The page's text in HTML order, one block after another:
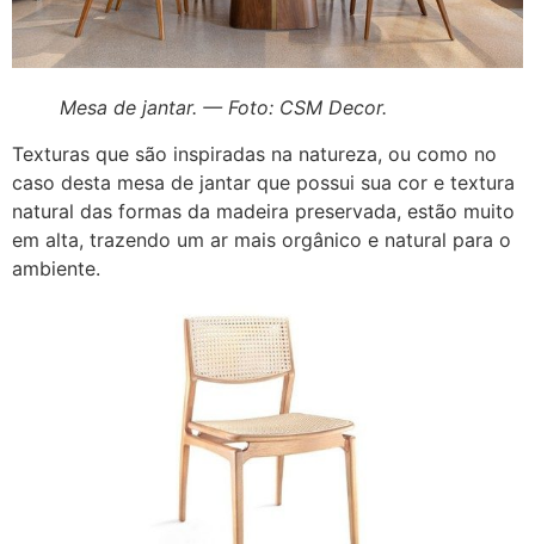
Mesa de jantar. — Foto: CSM Decor.
Texturas que são inspiradas na natureza, ou como no
caso desta mesa de jantar que possui sua cor e textura
natural das formas da madeira preservada, estão muito
em alta, trazendo um ar mais orgânico e natural para o
ambiente.